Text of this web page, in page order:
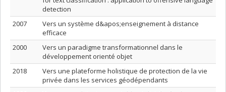
detection
2007
Vers un système d&apos;enseignement à distance
efficace
2000
Vers un paradigme transformationnel dans le
développement orienté objet
2018
Vers une plateforme holistique de protection de la vie
privée dans les services géodépendants